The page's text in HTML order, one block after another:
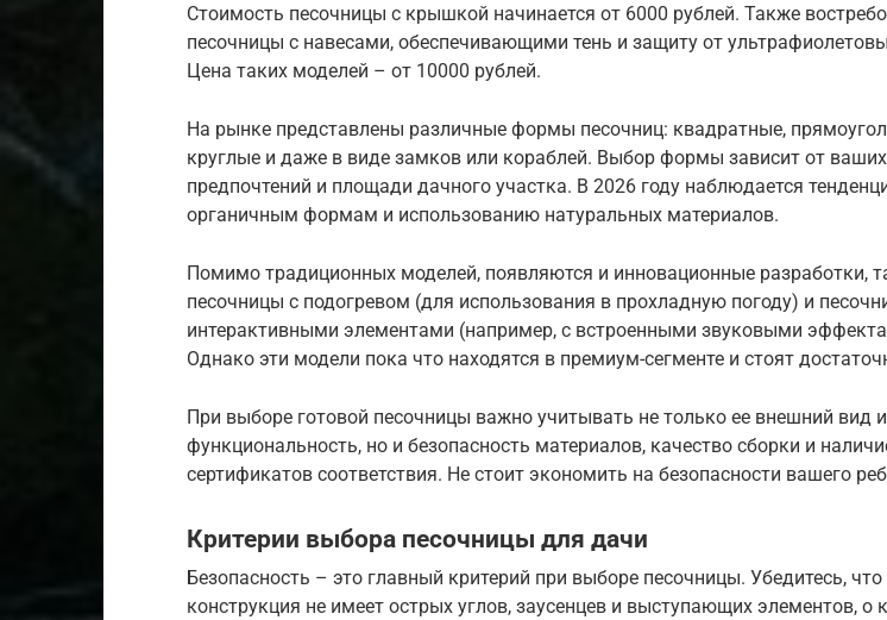
Стоимость песочницы с крышкой начинается от 6000 рублей. Также
песочницы с навесами, обеспечивающими тень и защиту от
Цена таких моделей – от 10000 рублей.
На рынке представлены различные формы песочниц: квадратные,
круглые и даже в виде замков или кораблей. Выбор формы зависит от ваших
предпочтений и площади дачного участка. В 2026 году наблюдается
органичным формам и использованию натуральных материалов.
Помимо традиционных моделей, появляются и инновационные разработки,
песочницы с подогревом (для использования в прохладную погоду) и
интерактивными элементами (например, с встроенными звуковыми
Однако эти модели пока что находятся в премиум-сегменте и стоят
При выборе готовой песочницы важно учитывать не только ее внешний вид и
функциональность, но и безопасность материалов, качество сборки и
сертификатов соответствия. Не стоит экономить на безопасности вашего
Критерии выбора песочницы для дачи
Безопасность – это главный критерий при выборе песочницы. Убедитесь, что
конструкция не имеет острых углов, заусенцев и выступающих элементов, о